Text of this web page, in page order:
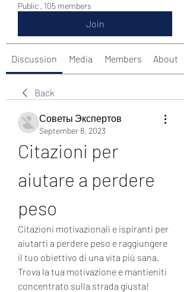
Public · 105 members
Join
Discussion Media Members About
Back
Советы Экспертов
September 8, 2023
Citazioni per
aiutare a perdere
peso
Citazioni motivazionali e ispiranti per
aiutarti a perdere peso e raggiungere
il tuo obiettivo di una vita più sana.
Trova la tua motivazione e mantieniti
concentrato sulla strada giusta!